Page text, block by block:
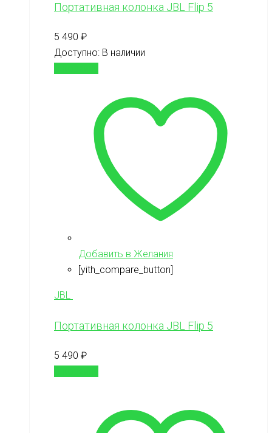
Портативная колонка JBL Flip 5
5 490 ₽
Доступно: В наличии
Добавить в Желания
[yith_compare_button]
JBL
Портативная колонка JBL Flip 5
5 490 ₽